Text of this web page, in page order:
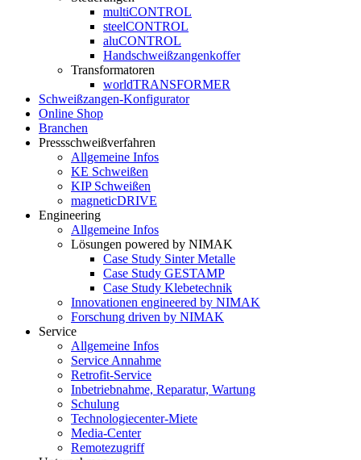
multiCONTROL
steelCONTROL
aluCONTROL
Handschweißzangenkoffer
Transformatoren
worldTRANSFORMER
Schweißzangen-Konfigurator
Online Shop
Branchen
Pressschweißverfahren
Allgemeine Infos
KE Schweißen
KIP Schweißen
magneticDRIVE
Engineering
Allgemeine Infos
Lösungen powered by NIMAK
Case Study Sinter Metalle
Case Study GESTAMP
Case Study Klebetechnik
Innovationen engineered by NIMAK
Forschung driven by NIMAK
Service
Allgemeine Infos
Service Annahme
Retrofit-Service
Inbetriebnahme, Reparatur, Wartung
Schulung
Technologiecenter-Miete
Media-Center
Remotezugriff